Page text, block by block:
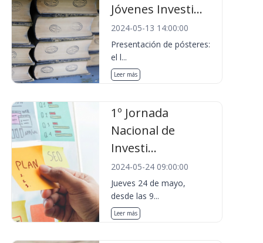
Jóvenes Investi...
2024-05-13 14:00:00
Presentación de pósteres:
el l...
Leer más
1º Jornada
Nacional de
Investi...
2024-05-24 09:00:00
Jueves 24 de mayo,
desde las 9...
Leer más